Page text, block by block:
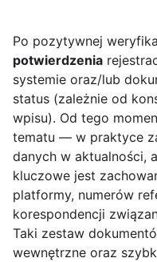
Po pozytywnej
potwierdzenia
systemie oraz/lub
status (zależnie od
wpisu). Od tego
tematu — w praktyce
danych w aktualności,
kluczowe jest
platformy, numerów
korespondencji
Taki zestaw
wewnętrzne oraz